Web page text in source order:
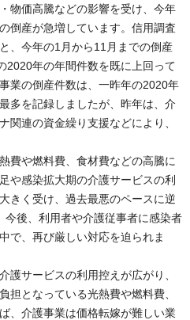
物価高騰などの影響を受け、今年
倒産が急増しています。信用調査
、今年の1月から11月までの倒産
2020年の年間件数を既に上回って
業の倒産件数は、一昨年の2020年
多を記録しましたが、昨年は、介
関連の資金繰り支援などにより、
費や燃料費、食材費などの高騰に
や感染拡大期の介護サービスの利
きく受け、過去最悪のペースに逆
今後、利用者や介護従事者に感染者
で、再び厳しい対応を迫られま
護サービスの利用控えが広がり、
担となっている光熱費や燃料費、
、介護事業は価格転嫁が難しい業